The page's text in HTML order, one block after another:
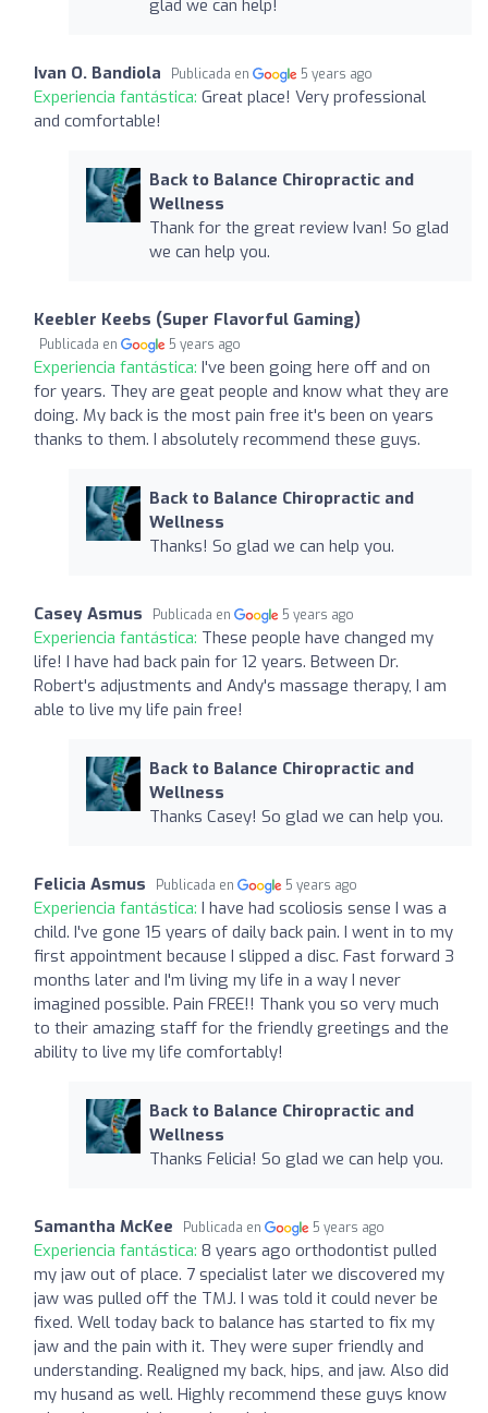
glad we can help!
Ivan O. Bandiola Publicada en 5 years ago
Experiencia fantástica: Great place! Very professional
and comfortable!
Back to Balance Chiropractic and
Wellness
Thank for the great review Ivan! So glad
we can help you.
Keebler Keebs (Super Flavorful Gaming)
Publicada en 5 years ago
Experiencia fantástica: I've been going here off and on
for years. They are geat people and know what they are
doing. My back is the most pain free it's been on years
thanks to them. I absolutely recommend these guys.
Back to Balance Chiropractic and
Wellness
Thanks! So glad we can help you.
Casey Asmus Publicada en 5 years ago
Experiencia fantástica: These people have changed my
life! I have had back pain for 12 years. Between Dr.
Robert's adjustments and Andy's massage therapy, I am
able to live my life pain free!
Back to Balance Chiropractic and
Wellness
Thanks Casey! So glad we can help you.
Felicia Asmus Publicada en 5 years ago
Experiencia fantástica: I have had scoliosis sense I was a
child. I've gone 15 years of daily back pain. I went in to my
first appointment because I slipped a disc. Fast forward 3
months later and I'm living my life in a way I never
imagined possible. Pain FREE!! Thank you so very much
to their amazing staff for the friendly greetings and the
ability to live my life comfortably!
Back to Balance Chiropractic and
Wellness
Thanks Felicia! So glad we can help you.
Samantha McKee Publicada en 5 years ago
Experiencia fantástica: 8 years ago orthodontist pulled
my jaw out of place. 7 specialist later we discovered my
jaw was pulled off the TMJ. I was told it could never be
fixed. Well today back to balance has started to fix my
jaw and the pain with it. They were super friendly and
understanding. Realigned my back, hips, and jaw. Also did
my husand as well. Highly recommend these guys know